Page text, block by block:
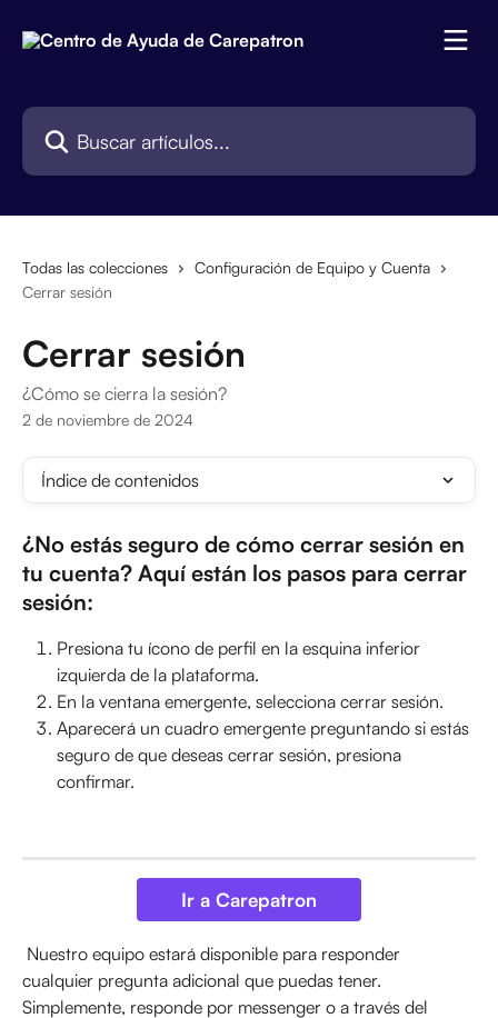
Buscar artículos...
Todas las colecciones
Configuración de Equipo y Cuenta
Cerrar sesión
Cerrar sesión
¿Cómo se cierra la sesión?
2 de noviembre de 2024
Índice de contenidos
¿No estás seguro de cómo cerrar sesión en
tu cuenta? Aquí están los pasos para cerrar
sesión:
Presiona tu ícono de perfil en la esquina inferior
izquierda de la plataforma.
En la ventana emergente, selecciona cerrar sesión.
Aparecerá un cuadro emergente preguntando si estás
seguro de que deseas cerrar sesión, presiona
confirmar.
Ir a Carepatron
cualquier pregunta adicional que puedas tener.
Simplemente, responde por messenger o a través del